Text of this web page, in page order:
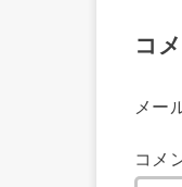
コ
メー
コメ